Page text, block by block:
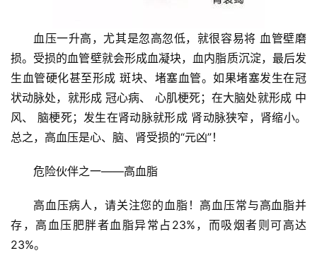
血压一升高，尤其是忽高忽低，就很容易将 血管壁磨
损。受损的血管壁就会形成血凝块，血内脂质沉淀，最后发
生血管硬化甚至形成 斑块、堵塞血管。如果堵塞发生在冠
状动脉处，就形成 冠心病、 心肌梗死；在大脑处就形成 中
风、 脑梗死；发生在肾动脉就形成 肾动脉狭窄，肾缩小。
总之，高血压是心、脑、肾受损的“元凶”！
危险伙伴之一——高血脂
高血压病人，请关注您的血脂！高血压常与高血脂并
存，高血压肥胖者血脂异常占23%，而吸烟者则可高达
23%。